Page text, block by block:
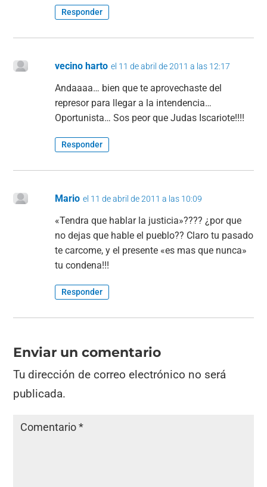
Responder
vecino harto el 11 de abril de 2011 a las 12:17
Andaaaa… bien que te aprovechaste del
represor para llegar a la intendencia…
Oportunista… Sos peor que Judas Iscariote!!!!
Responder
Mario el 11 de abril de 2011 a las 10:09
«Tendra que hablar la justicia»???? ¿por que
no dejas que hable el pueblo?? Claro tu pasado
te carcome, y el presente «es mas que nunca»
tu condena!!!
Responder
Enviar un comentario
Tu dirección de correo electrónico no será
publicada.